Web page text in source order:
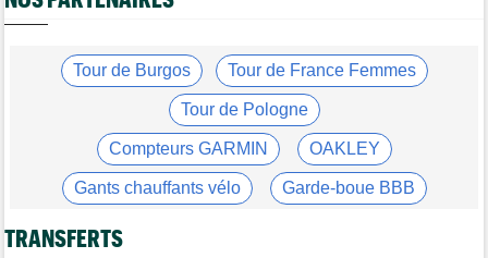
WorldTour
Tour de France Femmes
Vollering : "Reusser est la seule qui n'a jamais gagné..."
Tour de France
Geraint Thomas : "On est passé à côté du Tour..."
Le Mercato vélo est ouvert... Toutes les dernières infos de
transferts
Tour de Burgos Tour de France Femmes
Tour de Pologne
Compteurs GARMIN OAKLEY
Gants chauffants vélo Garde-boue BBB
Casque ABUS
TRANSFERTS